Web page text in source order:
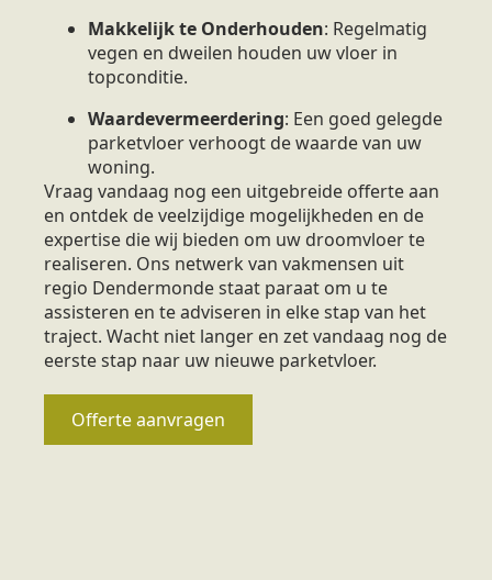
Makkelijk te Onderhouden: Regelmatig
vegen en dweilen houden uw vloer in
topconditie.
Waardevermeerdering: Een goed gelegde
parketvloer verhoogt de waarde van uw
woning.
Vraag vandaag nog een uitgebreide offerte aan
en ontdek de veelzijdige mogelijkheden en de
expertise die wij bieden om uw droomvloer te
realiseren. Ons netwerk van vakmensen uit
regio Dendermonde staat paraat om u te
assisteren en te adviseren in elke stap van het
traject. Wacht niet langer en zet vandaag nog de
eerste stap naar uw nieuwe parketvloer.
Offerte aanvragen